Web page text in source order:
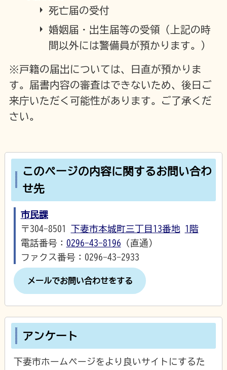
死亡届の受付
婚姻届・出生届等の受領（上記の時
間以外には警備員が預かります。）
※戸籍の届出については、日直が預かりま
す。届書内容の審査はできないため、後日ご
来庁いただく可能性があります。ご了承くだ
さい。
このページの内容に関するお問い合わ
せ先
市民課
〒304-8501 下妻市本城町三丁目13番地
1階
電話番号： 0296-43-8196 （直通）
ファクス番号：0296-43-2933
メールでお問い合わせをする
アンケート
下妻市ホームページをより良いサイトにするた